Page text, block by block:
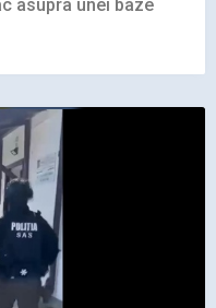
asupra unei baze